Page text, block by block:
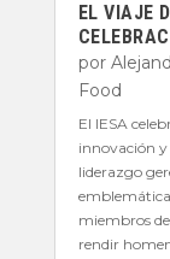
EL VIAJE
por
Food
El IESA
innovación y
liderazgo
miembros
rendir